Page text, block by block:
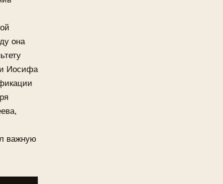
она
и Иосифа
важную